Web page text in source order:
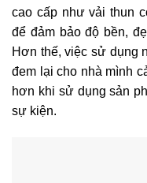
cao cấp như vải thun
để đảm bảo độ bền,
Hơn thế, việc sử dụng
đem lại cho nhà mình
hơn khi sử dụng sản
sự kiện.